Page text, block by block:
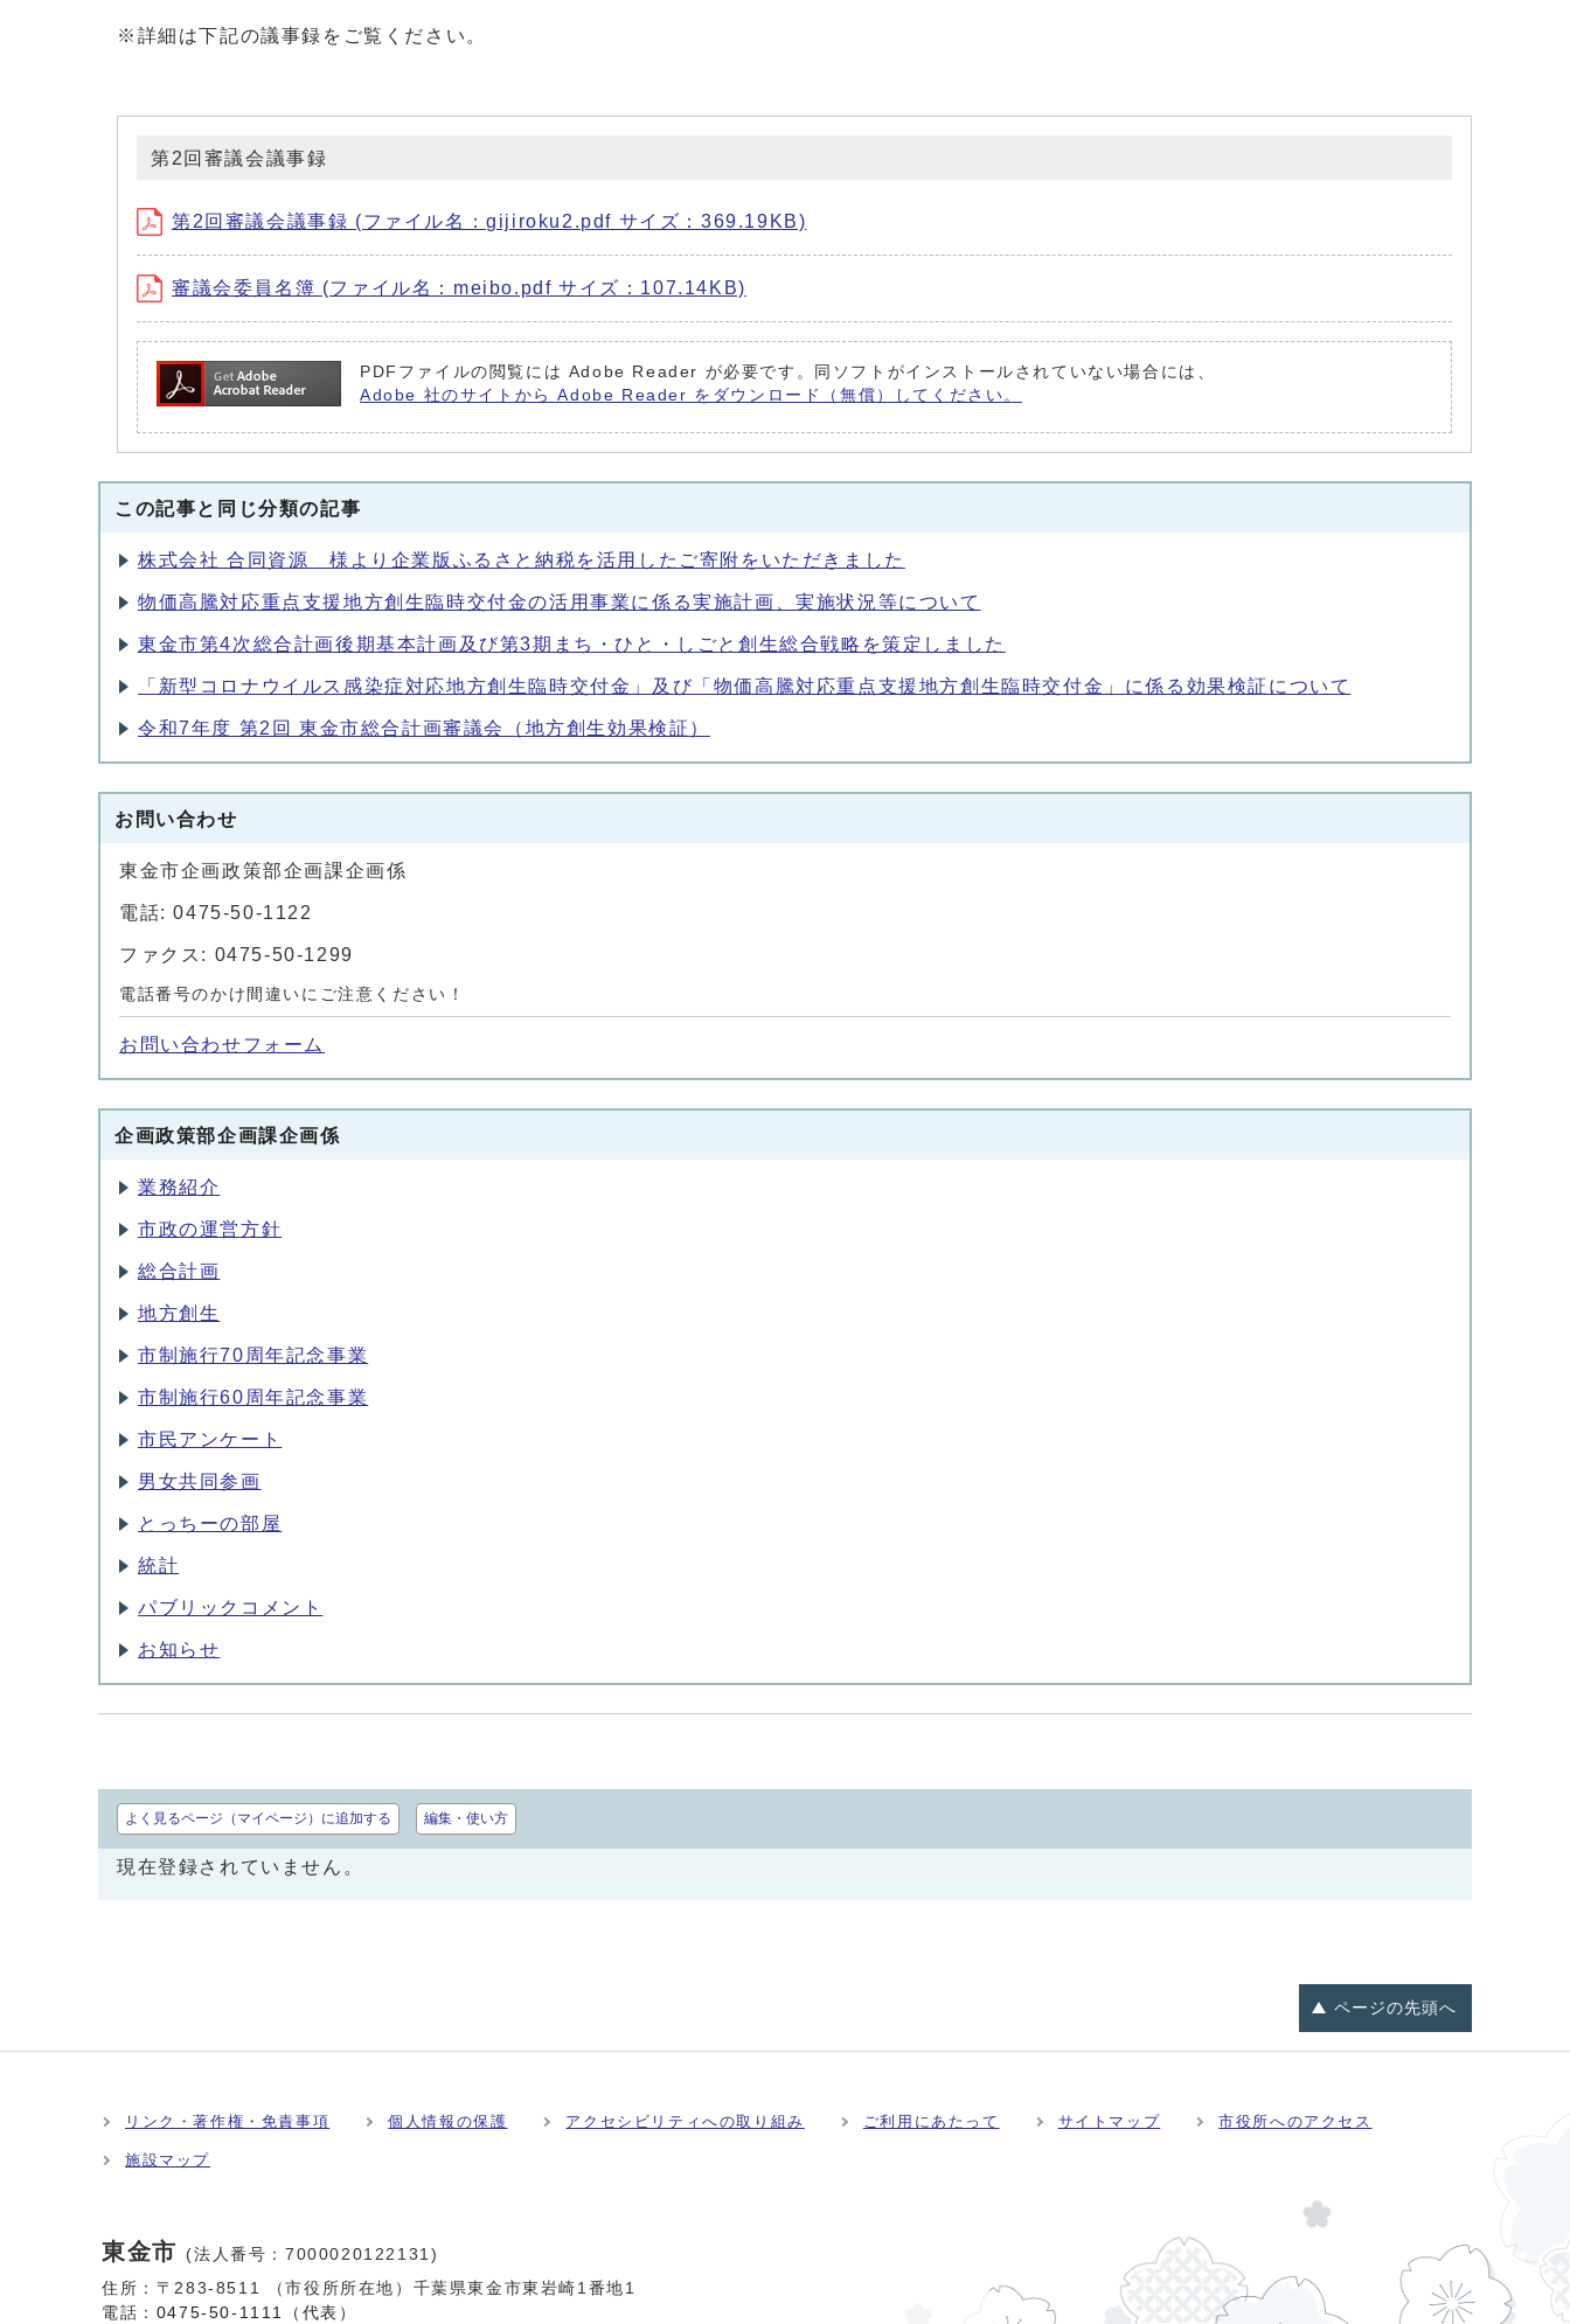
※詳細は下記の議事録をご覧ください。
第2回審議会議事録
第2回審議会議事録 (ファイル名：gijiroku2.pdf サイズ：369.19KB)
審議会委員名簿 (ファイル名：meibo.pdf サイズ：107.14KB)
PDFファイルの閲覧には Adobe Reader が必要です。同ソフトがインストールされていない場合には、
Adobe 社のサイトから Adobe Reader をダウンロード（無償）してください。
この記事と同じ分類の記事
株式会社 合同資源 様より企業版ふるさと納税を活用したご寄附をいただきました
物価高騰対応重点支援地方創生臨時交付金の活用事業に係る実施計画、実施状況等について
東金市第4次総合計画後期基本計画及び第3期まち・ひと・しごと創生総合戦略を策定しました
「新型コロナウイルス感染症対応地方創生臨時交付金」及び「物価高騰対応重点支援地方創生臨時交付金」に係る効果検証について
令和7年度 第2回 東金市総合計画審議会（地方創生効果検証）
お問い合わせ
東金市企画政策部企画課企画係
電話: 0475-50-1122
ファクス: 0475-50-1299
電話番号のかけ間違いにご注意ください！
お問い合わせフォーム
企画政策部企画課企画係
業務紹介
市政の運営方針
総合計画
地方創生
市制施行70周年記念事業
市制施行60周年記念事業
市民アンケート
男女共同参画
とっちーの部屋
統計
パブリックコメント
お知らせ
よく見るページ（マイページ）に追加する 編集・使い方
現在登録されていません。
ページの先頭へ
リンク・著作権・免責事項 個人情報の保護 アクセシビリティへの取り組み ご利用にあたって サイトマップ 市役所へのアクセス
施設マップ
東金市
(法人番号：7000020122131)
住所：〒283-8511 （市役所所在地）千葉県東金市東岩崎1番地1
電話： 0475-50-1111（代表）